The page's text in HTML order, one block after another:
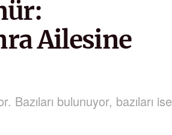
Ailesine
Bazıları bulunuyor, bazıları ise